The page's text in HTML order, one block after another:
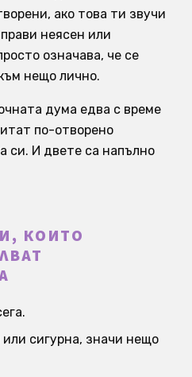
ако това ти звучи
неясен или
означава, че се
нещо лично.
дума едва с време
по-отворено
си. И двете са напълно
КОИТО
сигурна, значи нещо